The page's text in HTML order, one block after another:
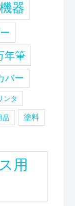
器
年筆
バー
ンタ
品 塗料
用